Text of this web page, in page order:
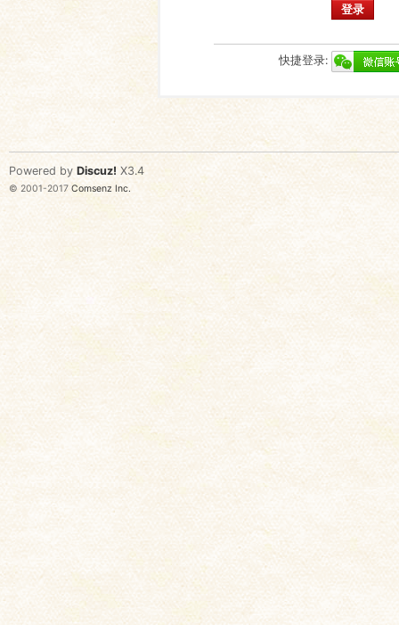
登录
快捷登录:
Powered by Discuz! X3.4
© 2001-2017 Comsenz Inc.